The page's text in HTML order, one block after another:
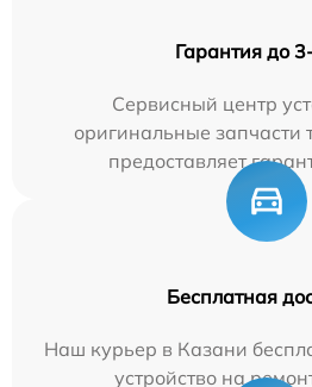
Гарантия до
Сервисный центр
оригинальные запчасти
предоставляет
Бесплатная
Наш курьер в Казани
устройство на